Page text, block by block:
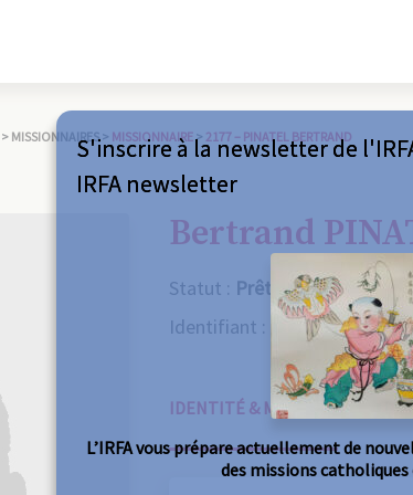
> MISSIONNAIRES > MISSIONNAIRE> 2177 – PINATEL BERTRAND
Bertrand
Statut : Prêtre
Identifiant : 2177
IDENTITÉ & MISSIONS
S'inscrire à la newsletter de
IRFA newsletter
L’IRFA vous prépare actuellement de
des missions catholiques